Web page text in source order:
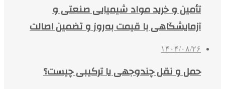
تأمین و خرید مواد شیمیایی صنعتی و
آزمایشگاهی با قیمت به‌روز و تضمین اصالت
۱۴۰۴/۰۸/۲۶
حمل و نقل چندوجهی یا ترکیبی چیست؟